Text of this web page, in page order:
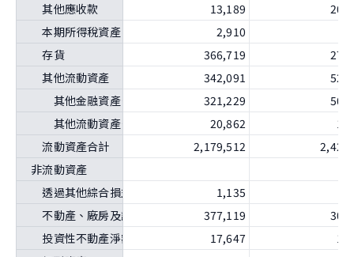
其他應收款
本期所得稅資產
存貨
其他流動資產
其他金融資產－流動
其他流動資產－其他
流動資產合計
非流動資產
透過其他綜合損益按公允價值衡量之金融資產－非流動
不動產、廠房及設備
投資性不動產淨額
13,189
2,910
366,719
342,091
321,229
20,862
2,179,512
1,135
377,119
17,647